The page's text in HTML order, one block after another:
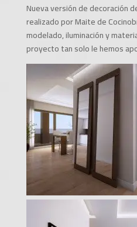
Nueva versión de decoración
realizado por Maite de
modelado, iluminación y
proyecto tan solo le hemos